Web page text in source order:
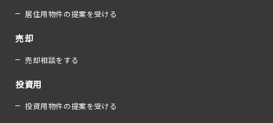
居住用物件の提案を受ける
売却
売却相談をする
投資用
投資用物件の提案を受ける